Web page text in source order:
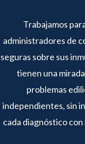
Trabajamos
administradores de
seguras sobre sus
tienen una
problemas
independientes, sin
cada diagnóstico